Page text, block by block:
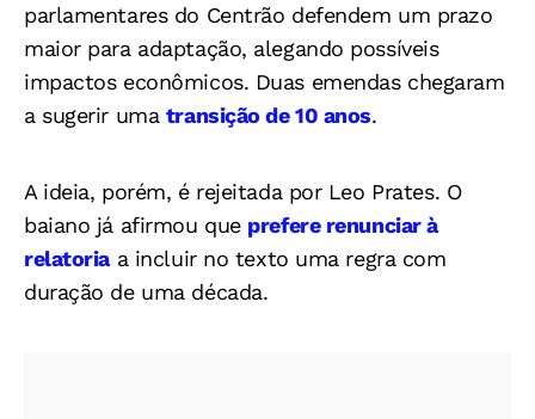
parlamentares do Centrão defendem um prazo
maior para adaptação, alegando possíveis
impactos econômicos. Duas emendas chegaram
a sugerir uma transição de 10 anos.
A ideia, porém, é rejeitada por Leo Prates. O
baiano já afirmou que prefere renunciar à
relatoriaa incluir no texto uma regra com
duração de uma década.